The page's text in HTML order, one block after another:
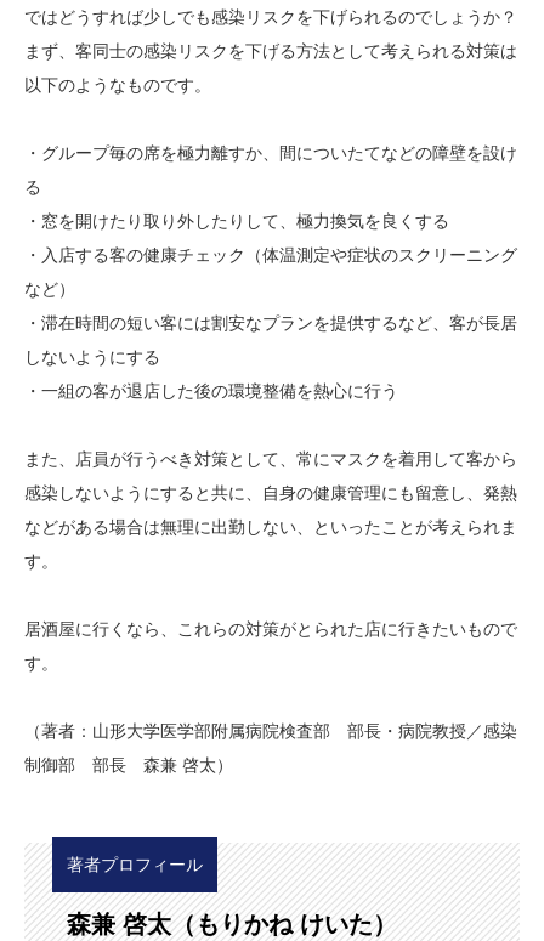
ではどうすれば少しでも感染リスクを下げられるのでしょうか？
まず、客同士の感染リスクを下げる方法として考えられる対策は
以下のようなものです。
・グループ毎の席を極力離すか、間についたてなどの障壁を設け
る
・窓を開けたり取り外したりして、極力換気を良くする
・入店する客の健康チェック（体温測定や症状のスクリーニング
など）
・滞在時間の短い客には割安なプランを提供するなど、客が長居
しないようにする
・一組の客が退店した後の環境整備を熱心に行う
また、店員が行うべき対策として、常にマスクを着用して客から
感染しないようにすると共に、自身の健康管理にも留意し、発熱
などがある場合は無理に出勤しない、といったことが考えられま
す。
居酒屋に行くなら、これらの対策がとられた店に行きたいもので
す。
（著者：山形大学医学部附属病院検査部 部長・病院教授／感染
制御部 部長 森兼 啓太）
著者プロフィール
森兼 啓太（もりかね けいた）